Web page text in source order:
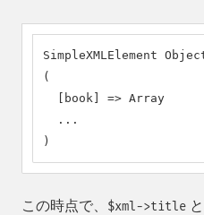
SimpleXMLElement
(
  [book] => Array
  ...
)
この時点で、 $xml->title